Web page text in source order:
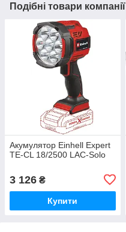
Подібні товари компанії
Акумулятор Einhell Expert
TE-CL 18/2500 LAC-Solo
3 126 ₴
Купити